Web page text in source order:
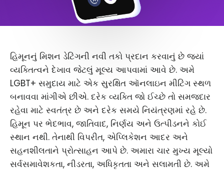
હિમૂનનું મિશન ડેટિંગની નવી તકો પ્રદાન કરવાનું છે જ્યાં
વ્યક્તિત્વને દેખાવ જેટલું મૂલ્ય આપવામાં આવે છે. અમે
LGBT+ સમુદાય માટે એક સુરક્ષિત ઑનલાઇન મીટિંગ સ્થળ
બનાવવા માંગીએ છીએ. દરેક વ્યક્તિ જો ઈચ્છે તો સમજદાર
રહેવા માટે સ્વતંત્ર છે અને દરેક સમયે નિયંત્રણમાં રહે છે.
હિમૂન પર ભેદભાવ, જાતિવાદ, નિર્ણય અને ઉત્પીડનને કોઈ
સ્થાન નથી. તેનાથી વિપરીત, એપ્લિકેશન આદર અને
સહનશીલતાને પ્રોત્સાહન આપે છે. અમારા ચાર મુખ્ય મૂલ્યો
સર્વસમાવેશકતા, નીડરતા, અધિકૃતતા અને સલામતી છે. અમે